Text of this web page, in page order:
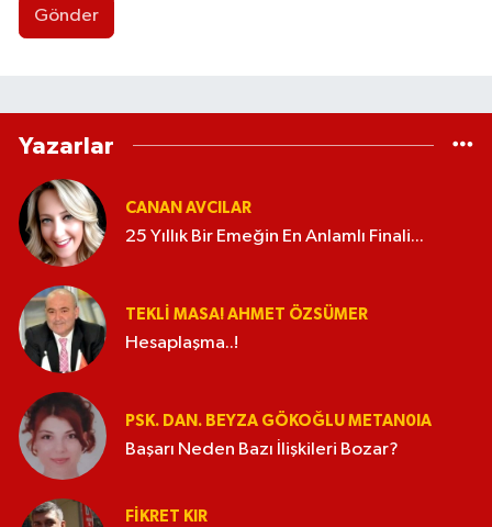
Gönder
Yazarlar
CANAN AVCILAR
25 Yıllık Bir Emeğin En Anlamlı Finali...
TEKLI MASA! AHMET ÖZSÜMER
Hesaplaşma..!
PSK. DAN. BEYZA GÖKOĞLU METAN0IA
Başarı Neden Bazı İlişkileri Bozar?
FIKRET KIR